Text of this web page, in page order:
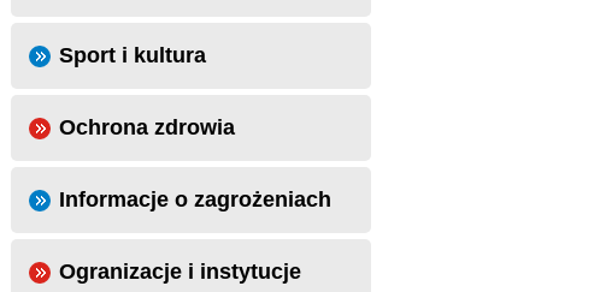
Sport i kultura
Ochrona zdrowia
Informacje o zagrożeniach
Ogranizacje i instytucje